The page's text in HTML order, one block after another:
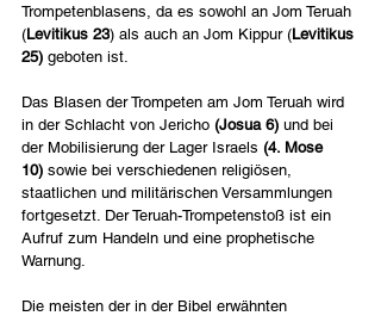
Trompetenblasens, da es sowohl an Jom Teruah
(Levitikus 23) als auch an Jom Kippur (Levitikus
25) geboten ist.
Das Blasen der Trompeten am Jom Teruah wird
in der Schlacht von Jericho (Josua 6) und bei
der Mobilisierung der Lager Israels (4. Mose
10) sowie bei verschiedenen religiösen,
staatlichen und militärischen Versammlungen
fortgesetzt. Der Teruah-Trompetenstoß ist ein
Aufruf zum Handeln und eine prophetische
Warnung.
Die meisten der in der Bibel erwähnten